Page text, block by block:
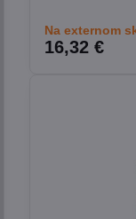
Na externom
16,32 €